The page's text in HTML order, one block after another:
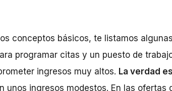
conceptos básicos, te listamos
programar citas y un puesto de
ingresos muy altos. La verdad es
unos ingresos modestos. En las ofertas